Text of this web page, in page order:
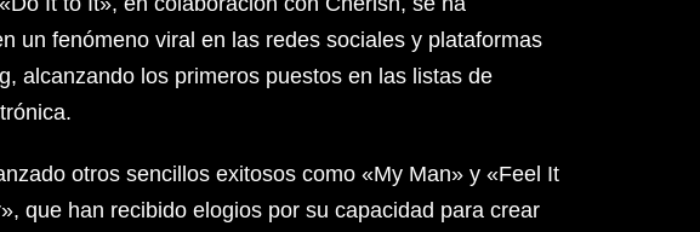
un fenómeno viral en las redes sociales y plataformas
alcanzando los primeros puestos en las listas de
otros sencillos exitosos como «My Man» y «Feel It
que han recibido elogios por su capacidad para crear